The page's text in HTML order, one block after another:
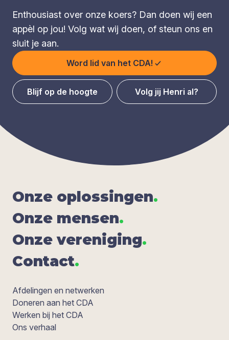
Enthousiast over onze koers? Dan doen wij een
appèl op jou! Volg wat wij doen, of steun ons en
sluit je aan.
Word lid van het CDA!
Blijf op de hoogte Volg jij Henri al?
Onze oplos­sin­gen.
Onze men­sen.
Onze ver­e­ni­ging.
Con­tact.
Afdelingen en netwerken
Doneren aan het CDA
Werken bij het CDA
Ons verhaal